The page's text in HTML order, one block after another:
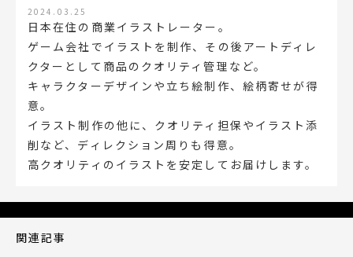
2024.03.25
日本在住の商業イラストレーター。
ゲーム会社でイラストを制作、その後アートディレ
クターとして商品のクオリティ管理など。
キャラクターデザインや立ち絵制作、絵柄寄せが得
意。
イラスト制作の他に、クオリティ担保やイラスト添
削など、ディレクション周りも得意。
高クオリティのイラストを安定してお届けします。
関連記事